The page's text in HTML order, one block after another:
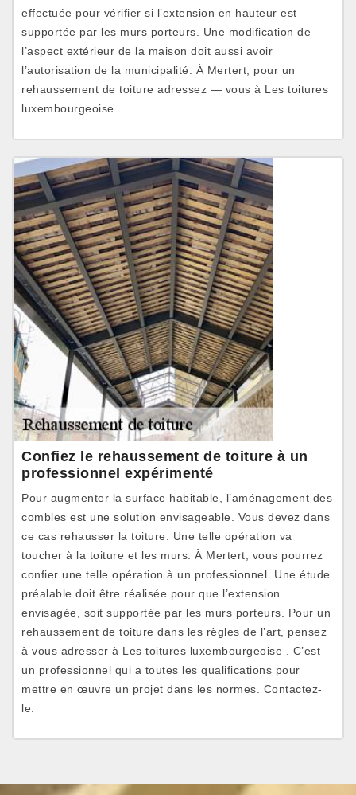
effectuée pour vérifier si l’extension en hauteur est
supportée par les murs porteurs. Une modification de
l’aspect extérieur de la maison doit aussi avoir
l’autorisation de la municipalité. À Mertert, pour un
rehaussement de toiture adressez — vous à Les toitures
luxembourgeoise .
Confiez le rehaussement de toiture à un
professionnel expérimenté
Pour augmenter la surface habitable, l’aménagement des
combles est une solution envisageable. Vous devez dans
ce cas rehausser la toiture. Une telle opération va
toucher à la toiture et les murs. À Mertert, vous pourrez
confier une telle opération à un professionnel. Une étude
préalable doit être réalisée pour que l’extension
envisagée, soit supportée par les murs porteurs. Pour un
rehaussement de toiture dans les règles de l’art, pensez
à vous adresser à Les toitures luxembourgeoise . C’est
un professionnel qui a toutes les qualifications pour
mettre en œuvre un projet dans les normes. Contactez-
le.